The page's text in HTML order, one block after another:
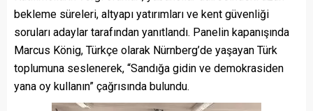
bekleme süreleri, altyapı yatırımları ve kent güvenliği
soruları adaylar tarafından yanıtlandı. Panelin kapanışında
Marcus König, Türkçe olarak Nürnberg’de yaşayan Türk
toplumuna seslenerek, “Sandığa gidin ve demokrasiden
yana oy kullanın” çağrısında bulundu.